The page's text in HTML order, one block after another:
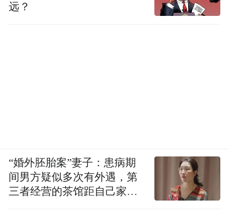
远？
“婚外胚胎案”妻子：患病期
间男方疑似多次有外遇，第
三者经营的茶馆距自己家步